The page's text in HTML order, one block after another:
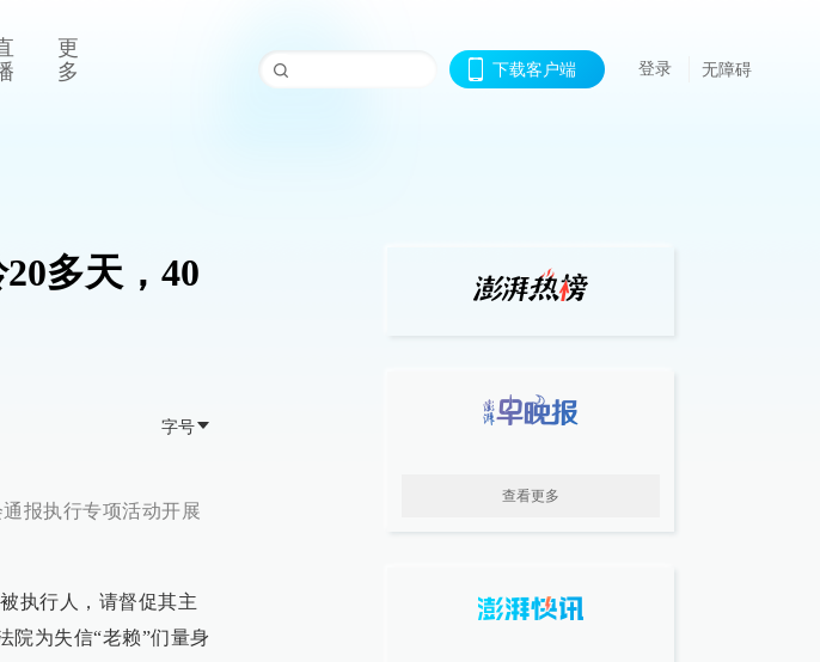
更
多
下载客户端 登录 无障碍
多天，40
字号
报执行专项活动开展
执行人，请督促其主
为失信“老赖”们量身
查看更多